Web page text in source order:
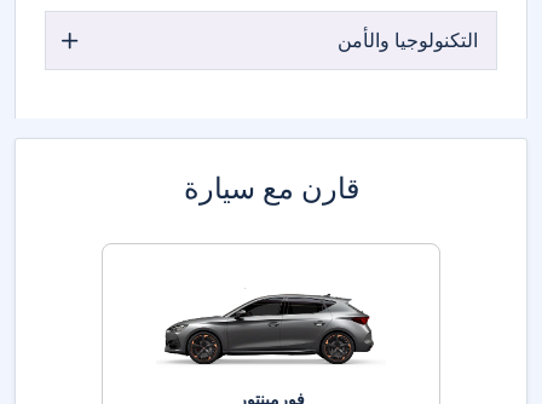
التكنولوجيا والأمن
قارن مع سيارة